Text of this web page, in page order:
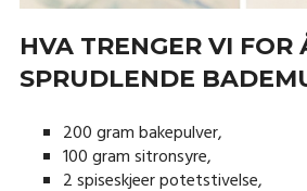
HVA TRENGER VI FOR
SPRUDLENDE
200 gram bakepulver,
100 gram sitronsyre,
2 spiseskjeer potetstivelse,